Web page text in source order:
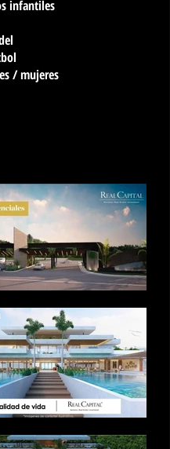
infantiles
/ mujeres